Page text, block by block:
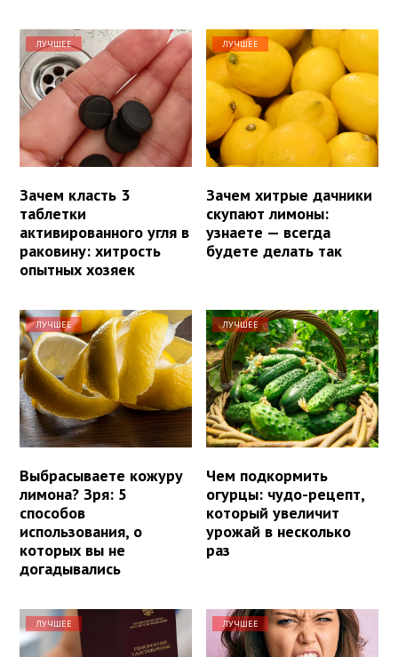
ЛУЧШЕЕ
Зачем класть 3
таблетки
активированного угля в
раковину: хитрость
опытных хозяек
ЛУЧШЕЕ
Зачем хитрые дачники
скупают лимоны:
узнаете — всегда
будете делать так
ЛУЧШЕЕ
Выбрасываете кожуру
лимона? Зря: 5
способов
использования, о
которых вы не
догадывались
ЛУЧШЕЕ
Чем подкормить
огурцы: чудо-рецепт,
который увеличит
урожай в несколько
раз
ЛУЧШЕЕ ЛУЧШЕЕ